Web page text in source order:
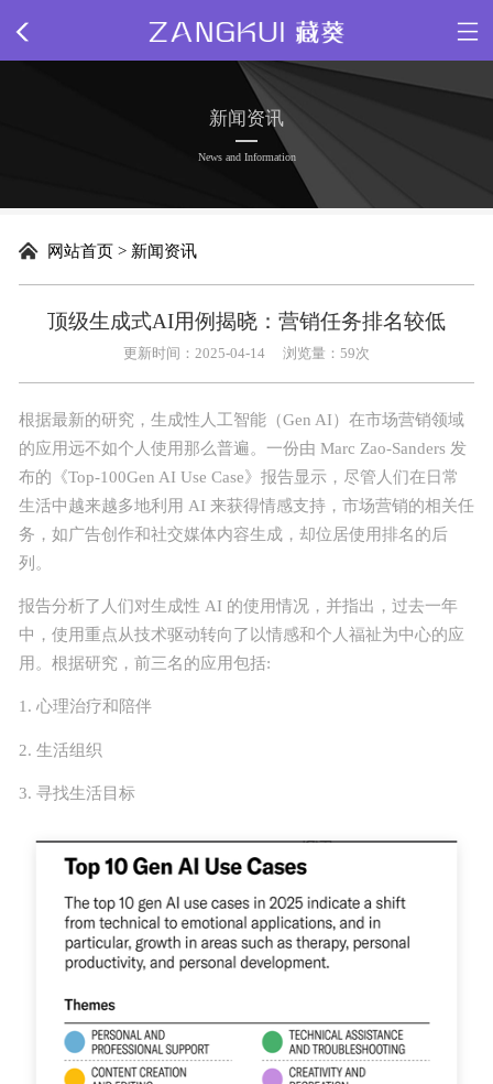
精品源码
插件下载
网页特效
正版源码
技术服务
投诉建议
联系我们
新闻资讯
News and Information
网站首页 > 新闻资讯
顶级生成式AI用例揭晓：营销任务排名较低
更新时间：2025-04-14 浏览量：59次
根据最新的研究，生成性人工智能（Gen AI）在市场营销领域
的应用远不如个人使用那么普遍。一份由 Marc Zao-Sanders 发
布的《Top-100Gen AI Use Case》报告显示，尽管人们在日常
生活中越来越多地利用 AI 来获得情感支持，市场营销的相关任
务，如广告创作和社交媒体内容生成，却位居使用排名的后
列。
报告分析了人们对生成性 AI 的使用情况，并指出，过去一年
中，使用重点从技术驱动转向了以情感和个人福祉为中心的应
用。根据研究，前三名的应用包括:
1. 心理治疗和陪伴
2. 生活组织
3. 寻找生活目标